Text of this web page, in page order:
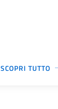
SCOPRI TUTTO